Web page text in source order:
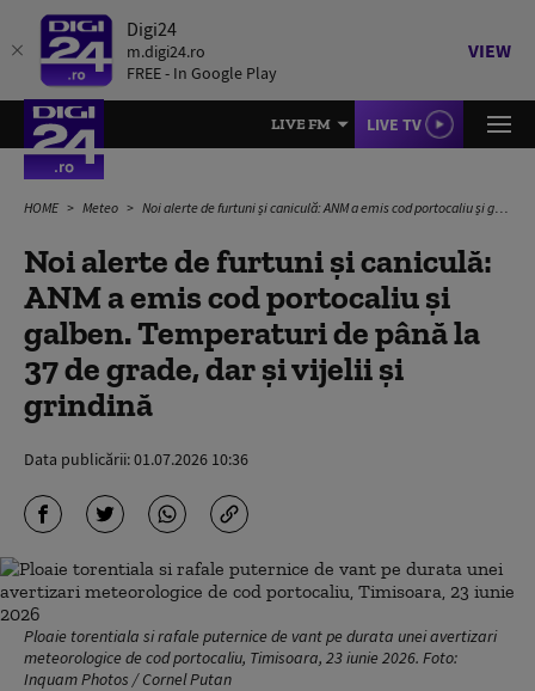
Digi24
m.digi24.ro
FREE - In Google Play
VIEW
LIVE FM LIVE TV
HOME Meteo Noi alerte de furtuni și caniculă: ANM a emis cod portocaliu și galben. Temperaturi de până la 37 de grade, dar și vijelii și grindină
Noi alerte de furtuni și caniculă:
ANM a emis cod portocaliu și
galben. Temperaturi de până la
37 de grade, dar și vijelii și
grindină
Data publicării:01.07.2026 10:36
Ploaie torentiala si rafale puternice de vant pe durata unei avertizari
meteorologice de cod portocaliu, Timisoara, 23 iunie 2026. Foto:
Inquam Photos / Cornel Putan